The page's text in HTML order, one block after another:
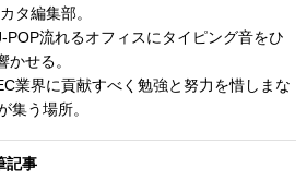
タ編集部。
POP流れるオフィスにタイピング音をひ
かせる。
業界に貢献すべく勉強と努力を惜しまな
集う場所。
記事